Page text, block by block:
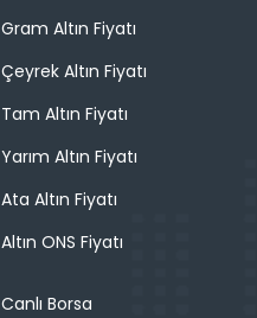
Gram Altın Fiyatı
Çeyrek Altın Fiyatı
Tam Altın Fiyatı
Yarım Altın Fiyatı
Ata Altın Fiyatı
Altın ONS Fiyatı
Canlı Borsa